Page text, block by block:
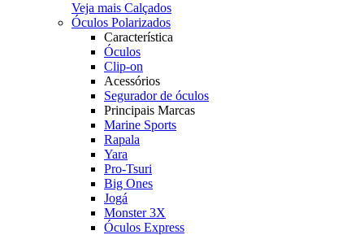
Veja mais Calçados
Óculos Polarizados
Característica
Óculos
Clip-on
Acessórios
Segurador de óculos
Principais Marcas
Marine Sports
Rapala
Yara
Pro-Tsuri
Big Ones
Jogá
Monster 3X
Óculos Express